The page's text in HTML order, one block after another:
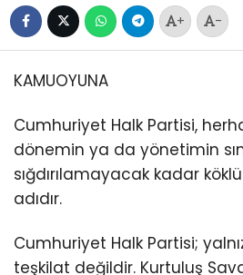
+ -
KAMUOYUNA
Cumhuriyet Halk Partisi,
dönemin ya da yönetimin
sığdırılamayacak kadar
adıdır.
Cumhuriyet Halk Partisi;
teşkilat değildir. Kurtuluş